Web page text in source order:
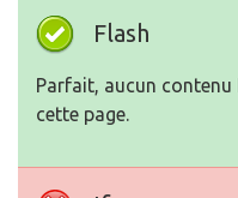
Flash
Parfait, aucun contenu
cette page.